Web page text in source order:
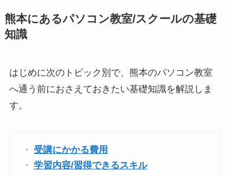
熊本にあるパソコン教室/スクールの基礎
知識
はじめに次のトピック別で、熊本のパソコン教室
へ通う前におさえておきたい基礎知識を解説しま
す。
受講にかかる費用
学習内容/習得できるスキル